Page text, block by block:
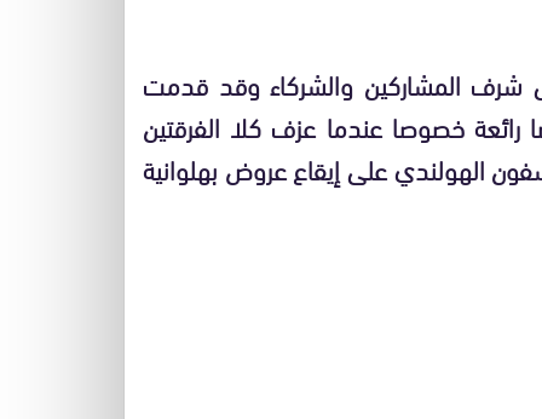
شرف المشاركين والشركاء وقد قدمت
خصوصا عندما عزف كلا الفرقتين
الهولندي على إيقاع عروض بهلوانية